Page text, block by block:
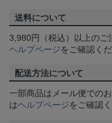
送料について
3,980円（税込）以上のご
ヘルプページをご確認くだ
配送方法について
一部商品はメール便での
はヘルプページをご確認く